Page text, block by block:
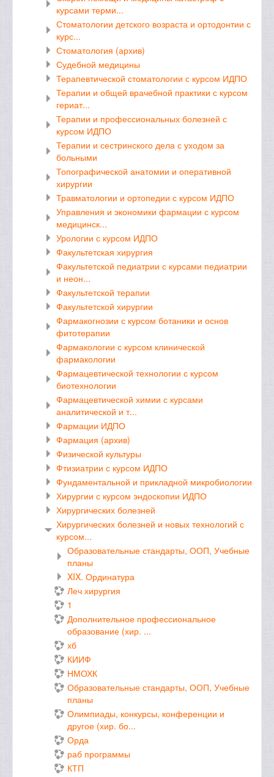
курсами терми...
Стоматологии детского возраста и ортодонтии с
курс...
Стоматология (архив)
Судебной медицины
Терапевтической стоматологии с курсом ИДПО
Терапии и общей врачебной практики с курсом
гериат...
Терапии и профессиональных болезней с
курсом ИДПО
Терапии и сестринского дела с уходом за
больными
Топографической анатомии и оперативной
хирургии
Травматологии и ортопедии с курсом ИДПО
Управления и экономики фармации с курсом
медицинск...
Урологии с курсом ИДПО
Факультетская хирургия
Факультетской педиатрии с курсами педиатрии
и неон...
Факультетской терапии
Факультетской хирургии
Фармакогнозии с курсом ботаники и основ
фитотерапии
Фармакологии с курсом клинической
фармакологии
Фармацевтической технологии с курсом
биотехнологии
Фармацевтической химии с курсами
аналитической и т...
Фармации ИДПО
Фармация (архив)
Физической культуры
Фтизиатрии с курсом ИДПО
Фундаментальной и прикладной микробиологии
Хирургии с курсом эндоскопии ИДПО
Хирургических болезней
Хирургических болезней и новых технологий с
курсом...
Образовательные стандарты, ООП, Учебные
планы
XIX. Ординатура
Леч хирургия
1
Дополнительное профессиональное
образование (хир. ...
хб
КИИФ
НМОХК
Образовательные стандарты, ООП, Учебные
планы
Олимпиады, конкурсы, конференции и
другое (хир. бо...
Орда
раб программы
КТП